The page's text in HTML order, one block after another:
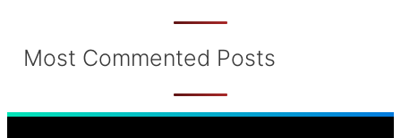
Most Commented Posts